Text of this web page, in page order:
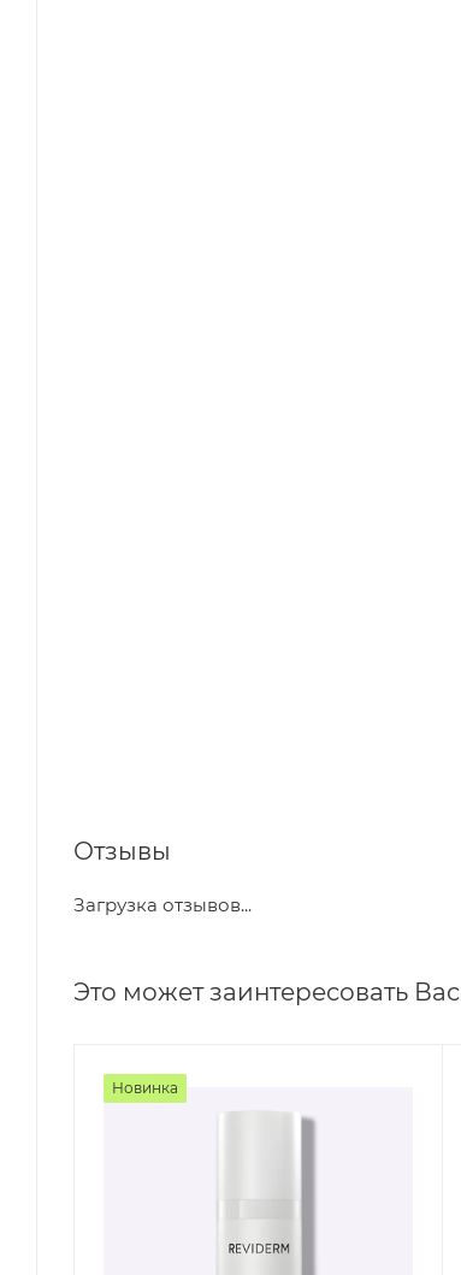
Отзывы
Загрузка отзывов...
Это может заинтересовать Вас
Новинка